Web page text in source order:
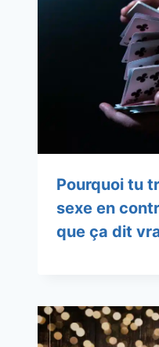
Pourquoi tu
sexe en
que ça dit